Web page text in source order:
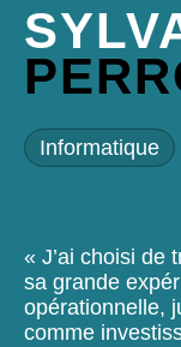
Informatique
« J’ai choisi de
sa grande
opérationnelle,
comme